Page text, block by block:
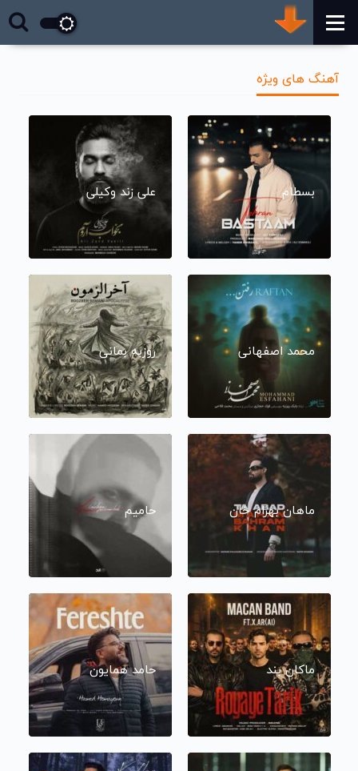
آهنگ های ویژه
بسطام علی زند وکیلی
محمد اصفهانی روزبه بمانی
ماهان بهرام خان حامیم
ماکان بند حامد همایون